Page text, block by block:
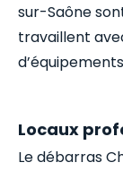
sur-Saône
travaillent
Locaux
Le débarras